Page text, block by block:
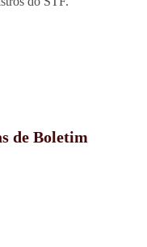
de Boletim